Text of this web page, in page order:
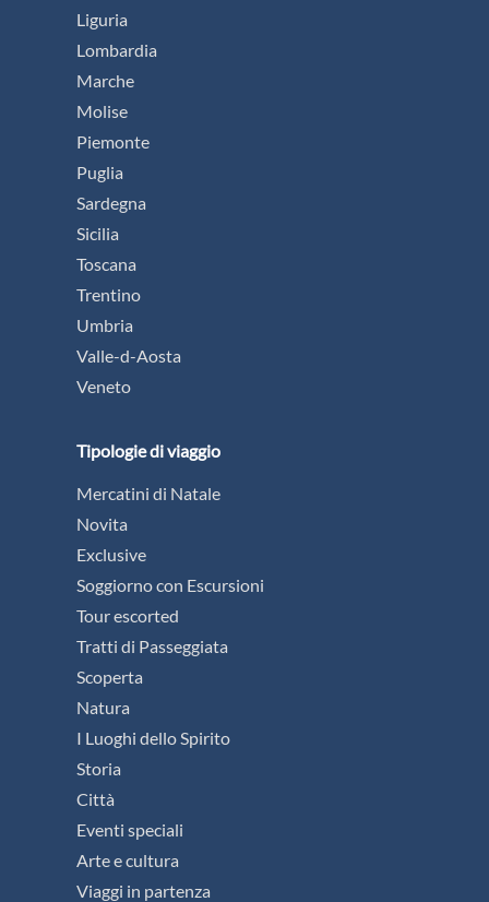
Liguria
Lombardia
Marche
Molise
Piemonte
Puglia
Sardegna
Sicilia
Toscana
Trentino
Umbria
Valle-d-Aosta
Veneto
Tipologie di viaggio
Mercatini di Natale
Novita
Exclusive
Soggiorno con Escursioni
Tour escorted
Tratti di Passeggiata
Scoperta
Natura
I Luoghi dello Spirito
Storia
Città
Eventi speciali
Arte e cultura
Viaggi in partenza